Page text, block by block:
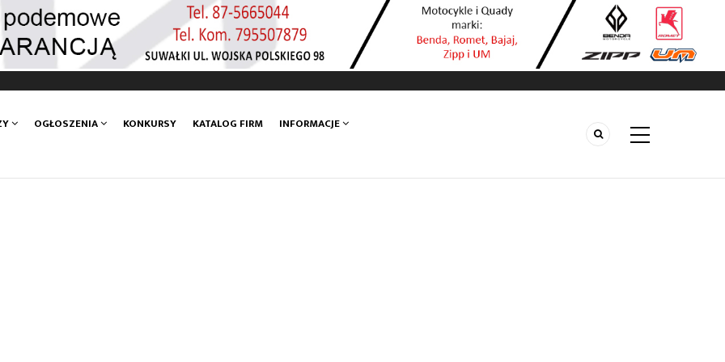
OGŁOSZENIA KONKURSY KATALOG FIRM INFORMACJE